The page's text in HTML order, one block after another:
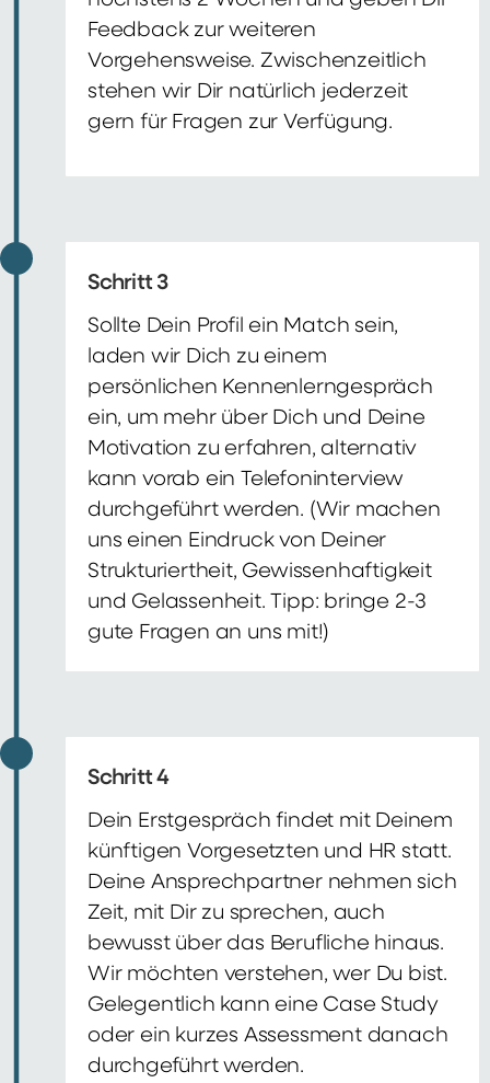
Feedback zur weiteren
Vorgehensweise. Zwischenzeitlich
stehen wir Dir natürlich jederzeit
gern für Fragen zur Verfügung.
Schritt 3
Sollte Dein Profil ein Match sein,
laden wir Dich zu einem
persönlichen Kennenlerngespräch
ein, um mehr über Dich und Deine
Motivation zu erfahren, alternativ
kann vorab ein Telefoninterview
durchgeführt werden. (Wir machen
uns einen Eindruck von Deiner
Strukturiertheit, Gewissenhaftigkeit
und Gelassenheit. Tipp: bringe 2-3
gute Fragen an uns mit!)
Schritt 4
Dein Erstgespräch findet mit Deinem
künftigen Vorgesetzten und HR statt.
Deine Ansprechpartner nehmen sich
Zeit, mit Dir zu sprechen, auch
bewusst über das Berufliche hinaus.
Wir möchten verstehen, wer Du bist.
Gelegentlich kann eine Case Study
oder ein kurzes Assessment danach
durchgeführt werden.